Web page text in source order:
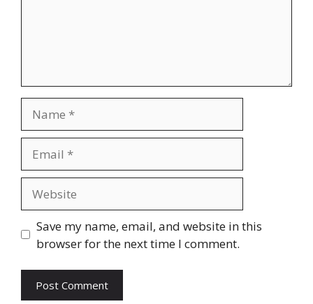
Save my name, email, and website in this
browser for the next time I comment.